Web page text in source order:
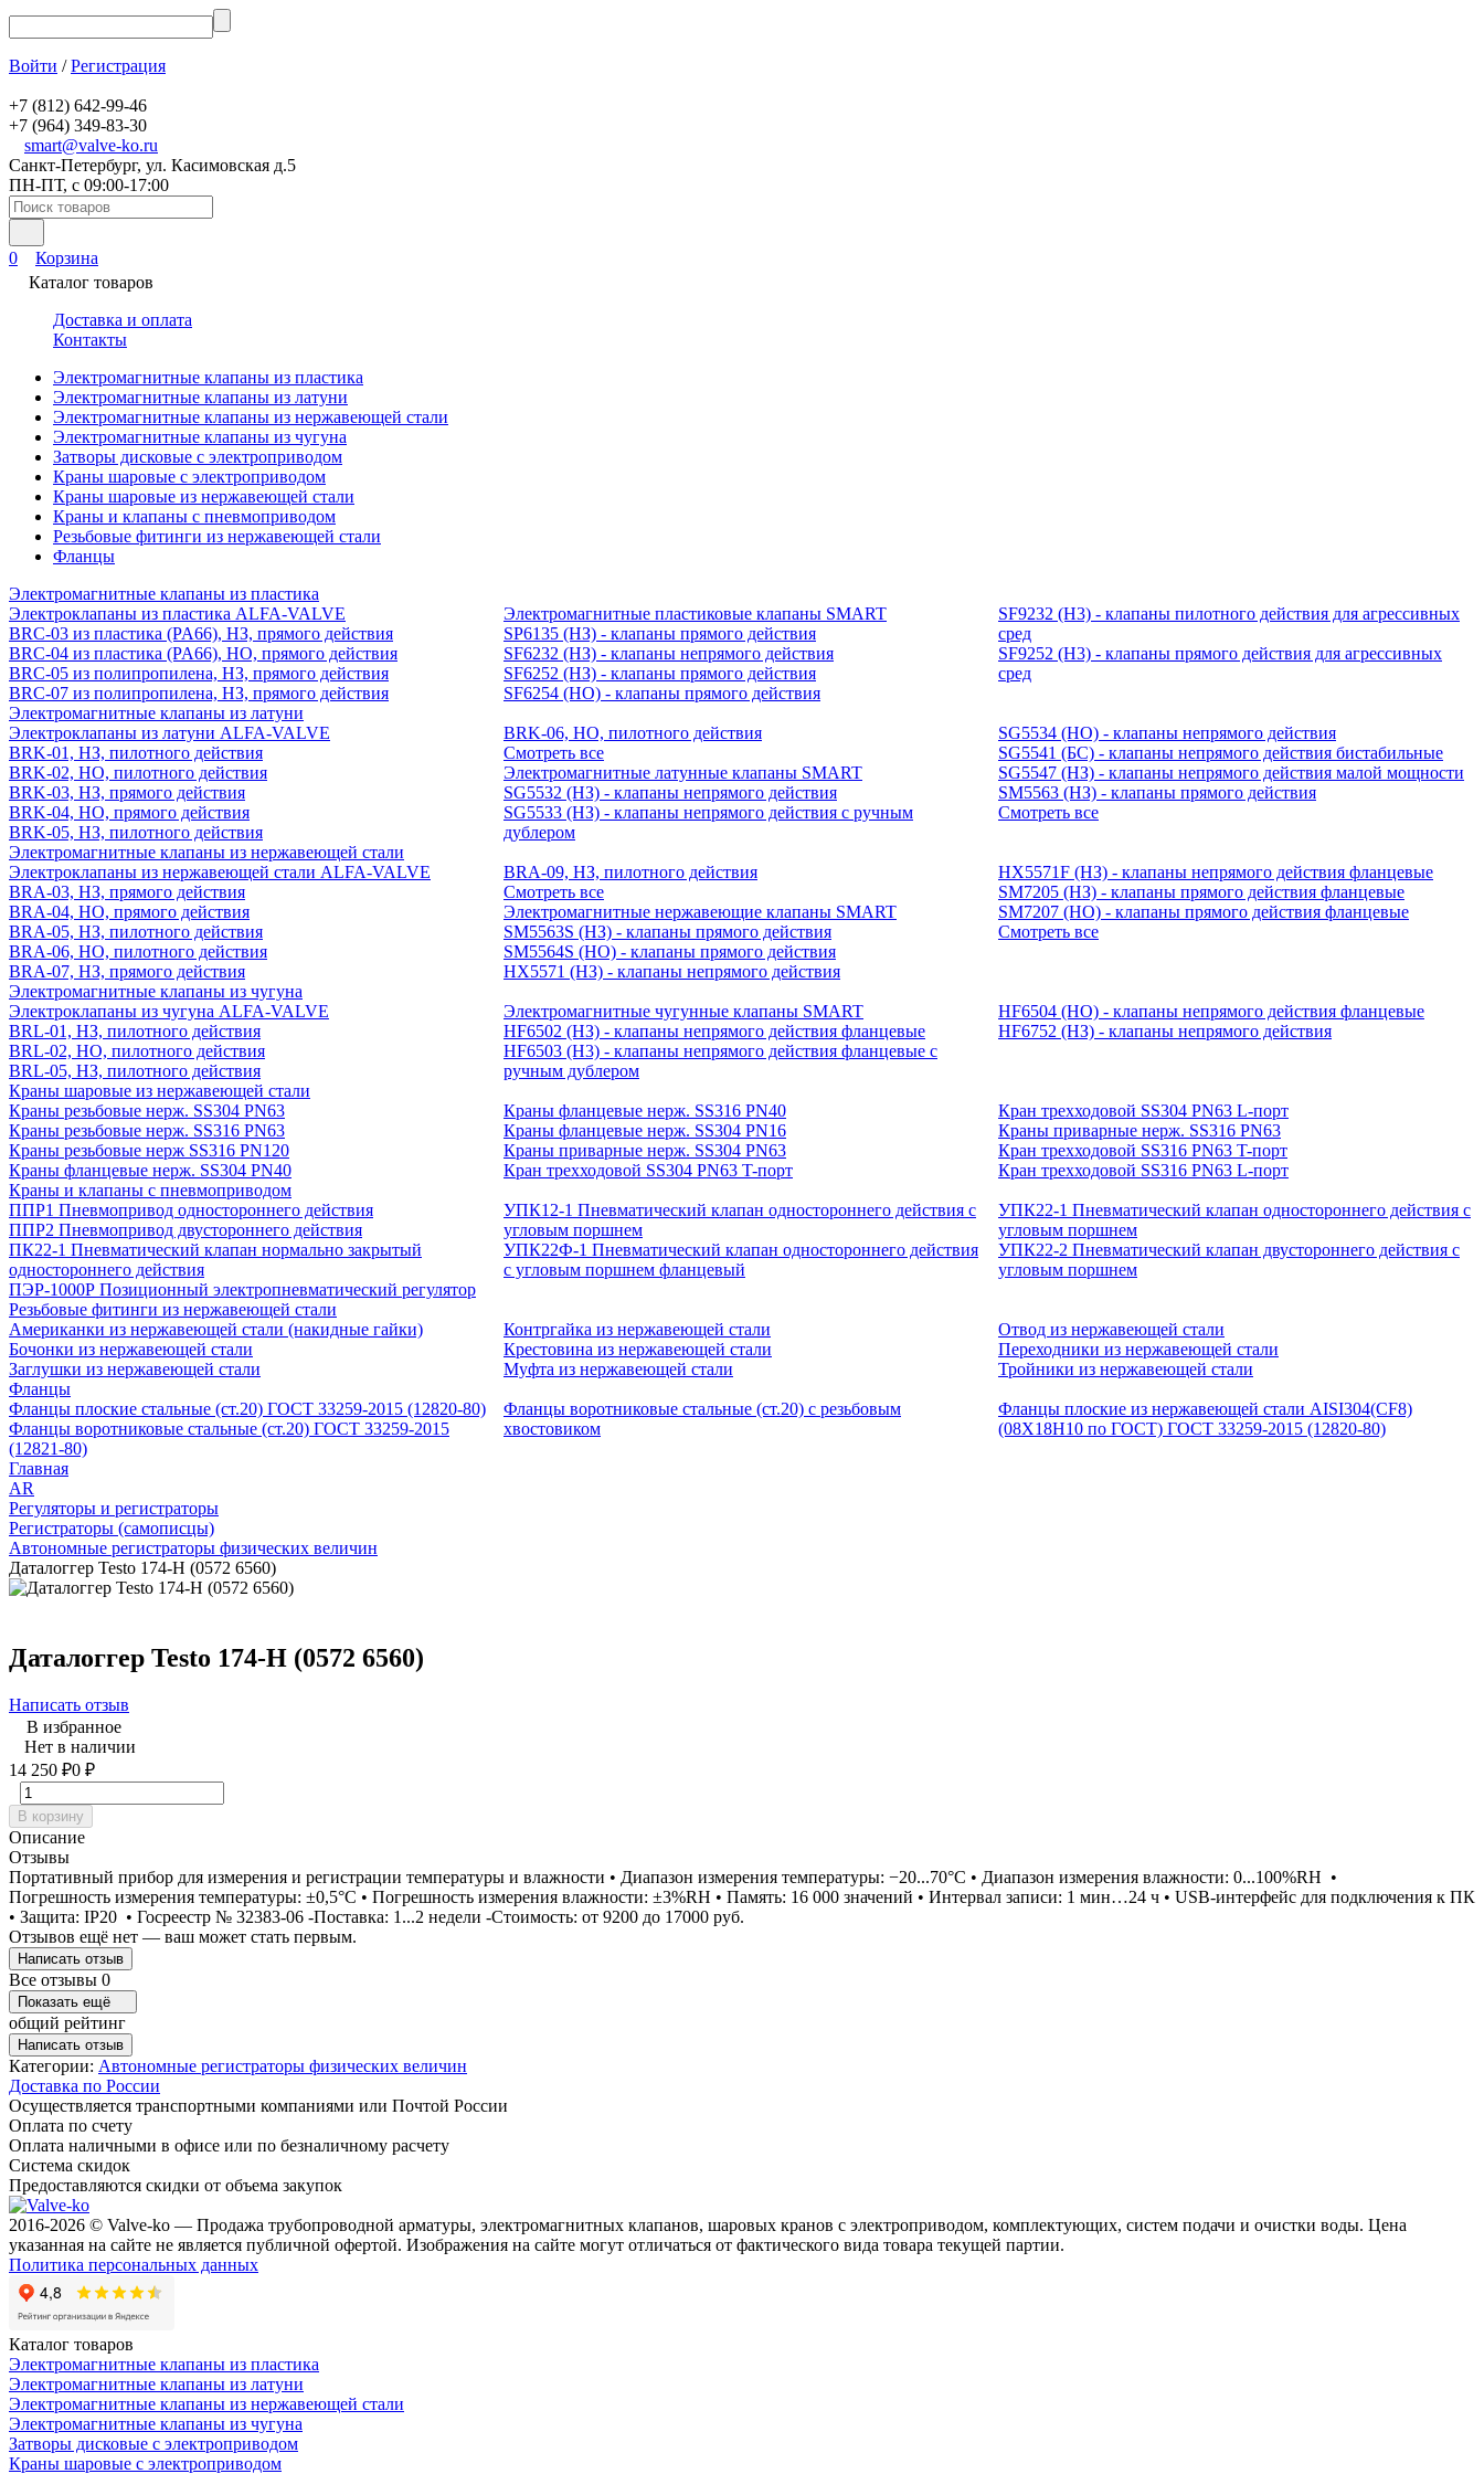
Войти /Регистрация
+7 (812) 642-99-46
+7 (964) 349-83-30
smart@valve-ko.ru
Санкт-Петербург, ул. Касимовская д.5
ПН-ПТ, с 09:00-17:00
0
Корзина
Каталог товаров
Доставка и оплата
Контакты
Электромагнитные клапаны из пластика
Электромагнитные клапаны из латуни
Электромагнитные клапаны из нержавеющей стали
Электромагнитные клапаны из чугуна
Затворы дисковые с электроприводом
Краны шаровые с электроприводом
Краны шаровые из нержавеющей стали
Краны и клапаны с пневмоприводом
Резьбовые фитинги из нержавеющей стали
Фланцы
Электромагнитные клапаны из пластика
Электроклапаны из пластика ALFA-VALVE
BRC-03 из пластика (PA66), НЗ, прямого действия
BRC-04 из пластика (PA66), НО, прямого действия
BRC-05 из полипропилена, НЗ, прямого действия
BRC-07 из полипропилена, НЗ, прямого действия
Электромагнитные пластиковые клапаны SMART
SP6135 (НЗ) - клапаны прямого действия
SF6232 (НЗ) - клапаны непрямого действия
SF6252 (НЗ) - клапаны прямого действия
SF6254 (НО) - клапаны прямого действия
SF9232 (H3) - клапаны пилотного действия для агрессивных
сред
SF9252 (H3) - клапаны прямого действия для агрессивных
сред
Электромагнитные клапаны из латуни
Электроклапаны из латуни ALFA-VALVE
BRK-01, НЗ, пилотного действия
BRK-02, НО, пилотного действия
BRK-03, НЗ, прямого действия
BRK-04, НО, прямого действия
BRK-05, НЗ, пилотного действия
BRK-06, НО, пилотного действия
Смотреть все
Электромагнитные латунные клапаны SMART
SG5532 (НЗ) - клапаны непрямого действия
SG5533 (НЗ) - клапаны непрямого действия с ручным
дублером
SG5534 (НО) - клапаны непрямого действия
SG5541 (БС) - клапаны непрямого действия бистабильные
SG5547 (НЗ) - клапаны непрямого действия малой мощности
SM5563 (НЗ) - клапаны прямого действия
Смотреть все
Электромагнитные клапаны из нержавеющей стали
Электроклапаны из нержавеющей стали ALFA-VALVE
BRA-03, НЗ, прямого действия
BRA-04, НО, прямого действия
BRA-05, НЗ, пилотного действия
BRA-06, НО, пилотного действия
BRA-07, НЗ, прямого действия
BRA-09, НЗ, пилотного действия
Смотреть все
Электромагнитные нержавеющие клапаны SMART
SM5563S (НЗ) - клапаны прямого действия
SM5564S (НО) - клапаны прямого действия
HX5571 (НЗ) - клапаны непрямого действия
HX5571F (НЗ) - клапаны непрямого действия фланцевые
SM7205 (НЗ) - клапаны прямого действия фланцевые
SM7207 (НО) - клапаны прямого действия фланцевые
Смотреть все
Электромагнитные клапаны из чугуна
Электроклапаны из чугуна ALFA-VALVE
BRL-01, НЗ, пилотного действия
BRL-02, НО, пилотного действия
BRL-05, НЗ, пилотного действия
Электромагнитные чугунные клапаны SMART
HF6502 (НЗ) - клапаны непрямого действия фланцевые
HF6503 (Н3) - клапаны непрямого действия фланцевые с
ручным дублером
HF6504 (НО) - клапаны непрямого действия фланцевые
HF6752 (НЗ) - клапаны непрямого действия
Краны шаровые из нержавеющей стали
Краны резьбовые нерж. SS304 PN63
Краны резьбовые нерж. SS316 PN63
Краны резьбовые нерж SS316 PN120
Краны фланцевые нерж. SS304 PN40
Краны фланцевые нерж. SS316 PN40
Краны фланцевые нерж. SS304 PN16
Краны приварные нерж. SS304 PN63
Кран трехходовой SS304 PN63 T-порт
Кран трехходовой SS304 PN63 L-порт
Краны приварные нерж. SS316 PN63
Кран трехходовой SS316 PN63 T-порт
Кран трехходовой SS316 PN63 L-порт
Краны и клапаны с пневмоприводом
ППР1 Пневмопривод одностороннего действия
ППР2 Пневмопривод двустороннего действия
ПК22-1 Пневматический клапан нормально закрытый
одностороннего действия
ПЭР-1000Р Позиционный электропневматический регулятор
УПК12-1 Пневматический клапан одностороннего действия с
угловым поршнем
УПК22Ф-1 Пневматический клапан одностороннего действия
с угловым поршнем фланцевый
УПК22-1 Пневматический клапан одностороннего действия с
угловым поршнем
УПК22-2 Пневматический клапан двустороннего действия с
угловым поршнем
Резьбовые фитинги из нержавеющей стали
Американки из нержавеющей стали (накидные гайки)
Бочонки из нержавеющей стали
Заглушки из нержавеющей стали
Контргайка из нержавеющей стали
Крестовина из нержавеющей стали
Муфта из нержавеющей стали
Отвод из нержавеющей стали
Переходники из нержавеющей стали
Тройники из нержавеющей стали
Фланцы
Фланцы плоские стальные (ст.20) ГОСТ 33259-2015 (12820-80)
Фланцы воротниковые стальные (ст.20) ГОСТ 33259-2015
(12821-80)
Фланцы воротниковые стальные (ст.20) с резьбовым
хвостовиком
Фланцы плоские из нержавеющей стали AISI304(CF8)
(08Х18Н10 по ГОСТ) ГОСТ 33259-2015 (12820-80)
Главная
AR
Регуляторы и регистраторы
Регистраторы (самописцы)
Автономные регистраторы физических величин
Даталоггер Testo 174-H (0572 6560)
Даталоггер Testo 174-H (0572 6560)
Написать отзыв
В избранное
Нет в наличии
14 250 ₽0 ₽
В корзину
Описание
Отзывы
Портативный прибор для измерения и регистрации температуры и влажности • Диапазон измерения температуры: −20...70°С • Диапазон измерения влажности: 0...100%RH •
Погрешность измерения температуры: ±0,5°С • Погрешность измерения влажности: ±3%RH • Память: 16 000 значений • Интервал записи: 1 мин…24 ч • USB-интерфейс для подключения к ПК
• Защита: IP20 • Госреестр № 32383-06 -Поставка: 1...2 недели -Стоимость: от 9200 до 17000 руб.
Отзывов ещё нет — ваш может стать первым.
Написать отзыв
Все отзывы 0
Показать ещё
общий рейтинг
Написать отзыв
Категории: Автономные регистраторы физических величин
Доставка по России
Осуществляется транспортными компаниями или Почтой России
Оплата по счету
Оплата наличными в офисе или по безналичному расчету
Система скидок
Предоставляются скидки от объема закупок
2016-2026 © Valve-ko — Продажа трубопроводной арматуры, электромагнитных клапанов, шаровых кранов с электроприводом, комплектующих, систем подачи и очистки воды. Цена
указанная на сайте не является публичной офертой. Изображения на сайте могут отличаться от фактического вида товара текущей партии.
Политика персональных данных
Каталог товаров
Электромагнитные клапаны из пластика
Электромагнитные клапаны из латуни
Электромагнитные клапаны из нержавеющей стали
Электромагнитные клапаны из чугуна
Затворы дисковые с электроприводом
Краны шаровые с электроприводом